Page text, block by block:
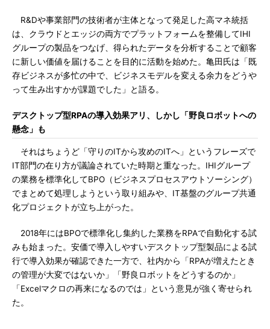
R&Dや事業部門の技術者が主体となって発足した高マネ統括
は、クラウドとエッジの両方でプラットフォームを整備してIHI
グループの製品をつなげ、得られたデータを分析することで顧客
に新しい価値を届けることを目的に活動を始めた。亀田氏は「既
存ビジネスが多忙の中で、ビジネスモデルを変える余力をどうや
って生み出すかが課題でした」と語る。
デスクトップ型RPAの導入効果アリ、しかし「野良ロボットへの
懸念」も
それはちょうど「守りのITから攻めのITへ」というフレーズで
IT部門の在り方が議論されていた時期と重なった。IHIグループ
の業務を標準化してBPO（ビジネスプロセスアウトソーシング）
でまとめて処理しようという取り組みや、IT基盤のグループ共通
化プロジェクトが立ち上がった。
2018年にはBPOで標準化し集約した業務をRPAで自動化する試
みも始まった。安価で導入しやすいデスクトップ型製品による試
行で導入効果が確認できた一方で、社内から「RPAが増えたとき
の管理が大変ではないか」「野良ロボットをどうするのか」
「Excelマクロの再来になるのでは」という意見が強く寄せられ
た。